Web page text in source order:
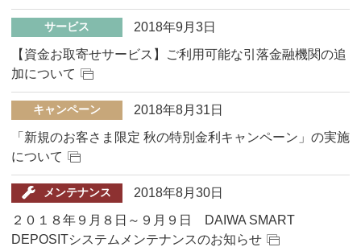
サービス
2018年9月3日
【資金お取寄せサービス】ご利用可能な引落金融機関の追
加について
キャンペーン
2018年8月31日
「新規のお客さま限定 秋の特別金利キャンペーン」の実施
について
メンテナンス
2018年8月30日
２０１８年９月８日～９月９日 DAIWA SMART
DEPOSITシステムメンテナンスのお知らせ